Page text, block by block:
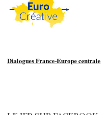
Dialogues France-Europe centrale